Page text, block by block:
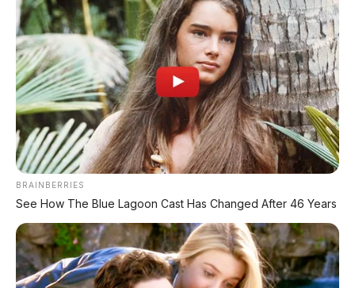
kartrid hidrogen swappable – artinya Anda
gak perlu repot nyari stasiun pengisian
hidrogen. Cukup tukar tabungseperti ganti
baterai motor listrik, tapi cuma butuhhitungan
menit!
🛵 Bukan Motor Biasa, Tapi Fuel
Cell
Beda dengan motor listrik konvensional yang pakai
baterai isi ulang, skutik hidrogen Toyota menggunakan
fuel cell. Prinsipnya: hidrogen + oksigen → reaksi
kimia → menghasilkan listrik → memutar motor.
BRAINBERRIES
See How The Blue Lagoon Cast Has Changed After 46 Years